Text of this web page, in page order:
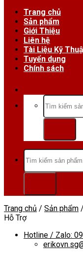
Trang chủ
Sản phẩm
Giới Thiệu
Liên hệ
Tài Liệu Kỹ
Tuyển dụng
Chính sách
Tìm
kiếm:
Tìm
kiếm:
Trang chủ / Sản phẩm /
Hỗ Trợ
Hotline / Zalo: